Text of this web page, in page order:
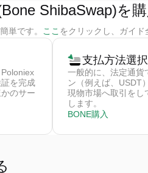
ShibaSwap)を
単です。 ここ をクリックし、ガイ
を完成
のサー
支払方法選択
一般的に、法定通貨
ン（例えば、USDT
現物市場へ取引をし
します。
BONE購入